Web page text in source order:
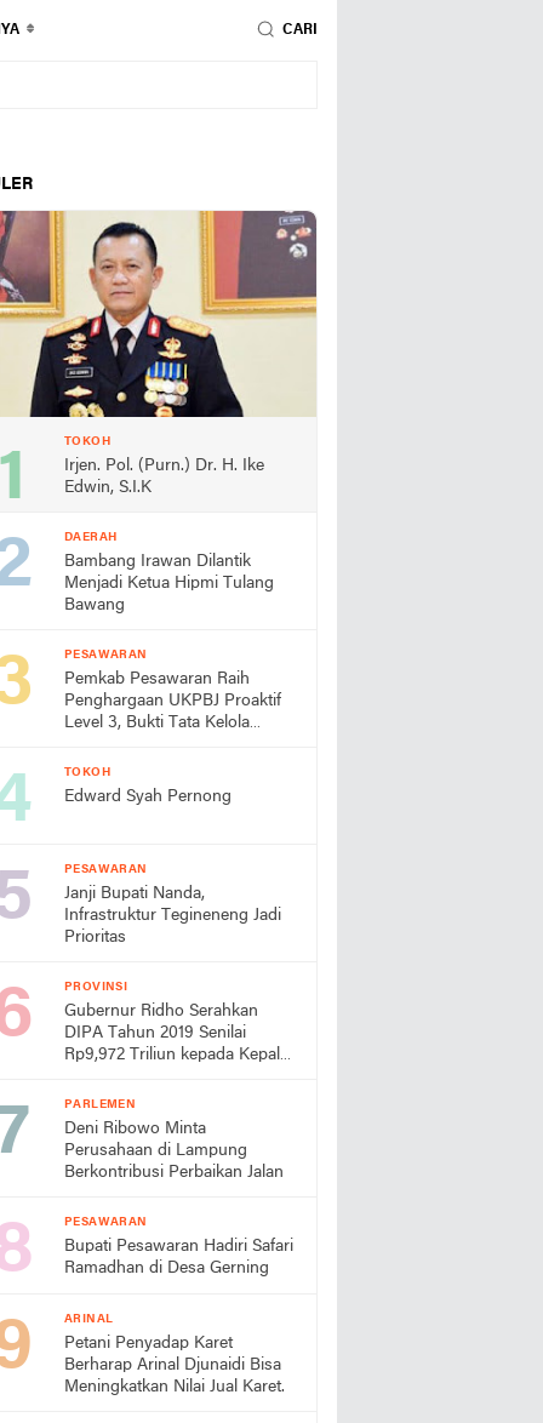
CARI
TOKOH
Irjen. Pol. (Purn.) Dr. H. Ike
Edwin, S.I.K
DAERAH
Bambang Irawan Dilantik
Menjadi Ketua Hipmi Tulang
Bawang
PESAWARAN
Pemkab Pesawaran Raih
Penghargaan UKPBJ Proaktif
Level 3, Bukti Tata Kelola
TOKOH
Edward Syah Pernong
PESAWARAN
Janji Bupati Nanda,
Infrastruktur Tegineneng Jadi
Prioritas
PROVINSI
Gubernur Ridho Serahkan
DIPA Tahun 2019 Senilai
Rp9,972 Triliun kepada Kepala
Se-Provinsi Lampung
PARLEMEN
Deni Ribowo Minta
Perusahaan di Lampung
Berkontribusi Perbaikan Jalan
PESAWARAN
Bupati Pesawaran Hadiri Safari
Ramadhan di Desa Gerning
ARINAL
Petani Penyadap Karet
Berharap Arinal Djunaidi Bisa
Meningkatkan Nilai Jual Karet.